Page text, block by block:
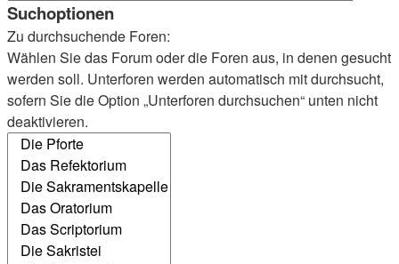
Suchoptionen
Zu durchsuchende Foren:
Wählen Sie das Forum oder die Foren aus, in denen gesucht
werden soll. Unterforen werden automatisch mit durchsucht,
sofern Sie die Option „Unterforen durchsuchen“ unten nicht
deaktivieren.